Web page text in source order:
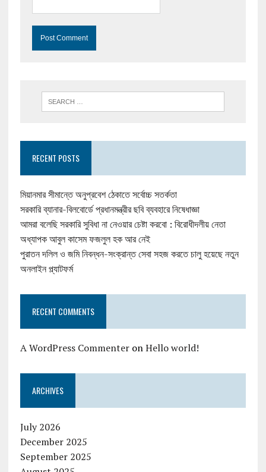
RECENT POSTS
মিয়ানমার সীমান্তে অনুপ্রবেশ ঠেকাতে সর্বোচ্চ সতর্কতা
সরকারি ব্যানার-বিলবোর্ডে প্রধানমন্ত্রীর ছবি ব্যবহারে নিষেধাজ্ঞা
আমরা বলেছি সরকারি সুবিধা না নেওয়ার চেষ্টা করবো : বিরোধীদলীয় নেতা
অধ্যাপক আবুল কাসেম ফজলুল হক আর নেই
পুরাতন দলিল ও জমি নিবন্ধন-সংক্রান্ত সেবা সহজ করতে চালু হয়েছে নতুন
অনলাইন প্ল্যাটফর্ম
RECENT COMMENTS
A WordPress CommenteronHello world!
ARCHIVES
July 2026
December 2025
September 2025